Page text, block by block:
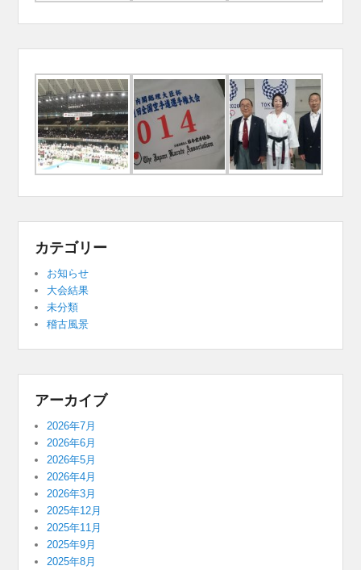
カテゴリー
お知らせ
大会結果
未分類
稽古風景
アーカイブ
2026年7月
2026年6月
2026年5月
2026年4月
2026年3月
2025年12月
2025年11月
2025年9月
2025年8月